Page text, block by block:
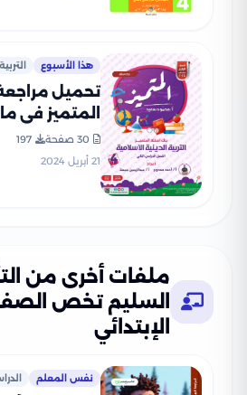
هذا الأسبوع
تحميل
المتميز في
الدينية
الرابع
30 صفحة
197
21 أبريل 2024
ملفات أخرى من
السليم تخص الصف
الإبتدائي
نفس المعلم